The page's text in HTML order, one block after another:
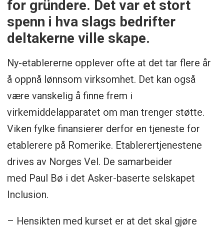
for gründere. Det var et stort
spenn i hva slags bedrifter
deltakerne ville skape.
Ny-etablererne opplever ofte at det tar flere år
å oppnå lønnsom virksomhet. Det kan også
være vanskelig å finne frem i
virkemiddelapparatet om man trenger støtte.
Viken fylke finansierer derfor en tjeneste for
etablerere på Romerike. Etablerertjenestene
drives av Norges Vel. De samarbeider
med Paul Bø i det Asker-baserte selskapet
Inclusion.
– Hensikten med kurset er at det skal gjøre